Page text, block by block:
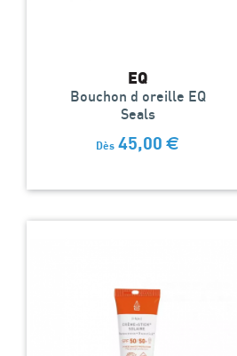
EQ
Bouchon d oreille EQ
Seals
Dès 45,00 €